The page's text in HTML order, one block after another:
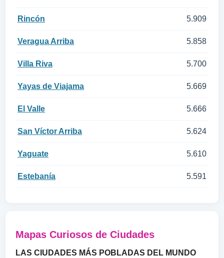
Rincón 5.909
Veragua Arriba 5.858
Villa Riva 5.700
Yayas de Viajama 5.669
El Valle 5.666
San Víctor Arriba 5.624
Yaguate 5.610
Estebanía 5.591
Mapas Curiosos de Ciudades
LAS CIUDADES MÁS POBLADAS DEL MUNDO